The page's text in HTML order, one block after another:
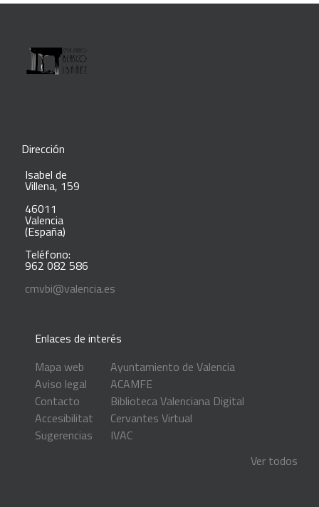
Dirección
Isabel de
Villena, 159
46011
Valencia
(España)
Teléfono:
962 082 586
cmvbi@valencia.es
Enlaces de interés
Mapa web
Aviso legal
Contacto
Accesibilitat
Sugerencias
Ayuntamiento de Valencia
ACAMFE
Biblioteca Valenciana Digital
Cervantes Virtual
IVAC
Ver todos